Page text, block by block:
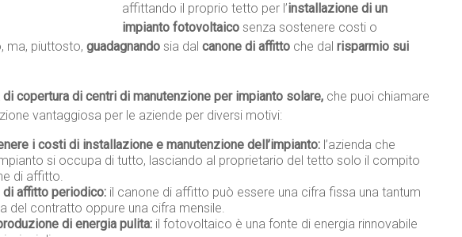
affittando il proprio tetto per l’installazione di un
impianto fotovoltaico senza sostenere costi o
ma, piuttosto, guadagnando sia dal canone di affitto che dal risparmio sui
copertura di centri di manutenzione per impianto solare, che puoi chiamare
vantaggiosa per le aziende per diversi motivi:
i costi di installazione e manutenzione dell’impianto: l’azienda che
si occupa di tutto, lasciando al proprietario del tetto solo il compito
di affitto.
di affitto periodico: il canone di affitto può essere una cifra fissa una tantum
del contratto oppure una cifra mensile.
di energia pulita: il fotovoltaico è una fonte di energia rinnovabile